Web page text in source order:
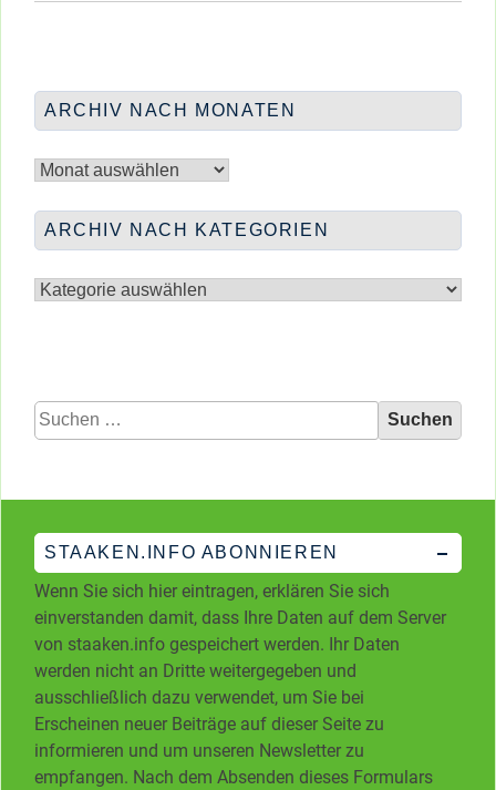
ARCHIV NACH MONATEN
nach
ARCHIV NACH KATEGORIEN
nach
Suchen
nach:
STAAKEN.INFO ABONNIEREN
Wenn Sie sich hier eintragen, erklären Sie sich
einverstanden damit, dass Ihre Daten auf dem Server
von staaken.info gespeichert werden. Ihr Daten
werden nicht an Dritte weitergegeben und
ausschließlich dazu verwendet, um Sie bei
Erscheinen neuer Beiträge auf dieser Seite zu
informieren und um unseren Newsletter zu
empfangen. Nach dem Absenden dieses Formulars